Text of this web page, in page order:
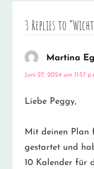
3 Replies to
Martina
Juni 27, 2024 um 11:57
Liebe Peggy,
Mit deinen Plan
gestartet und
10 Kalender für